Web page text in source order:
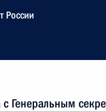
России
с Генеральным